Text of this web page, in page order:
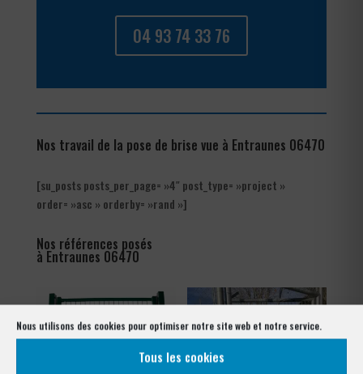
Nous utilisons des cookies pour optimiser notre site web et notre service.
Tous les cookies
04 93 74 33 76
Nos travail de la pose de brise vue à Entraunes 06470
[su_posts posts_per_page= »4″ post_type= »project »
order= »asc » orderby= »rand »]
Nos références posés
à Entraunes 06470